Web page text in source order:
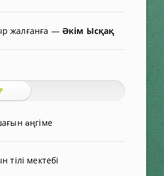
жалғанға — Әкім Ысқақ
əңгіме
тілі мектебі